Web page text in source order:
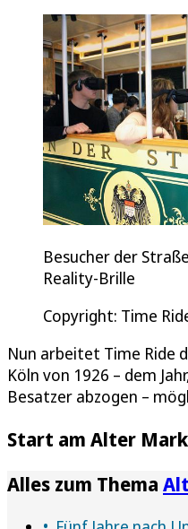
Besucher der
Reality-Brille
Copyright: Time
Nun arbeitet Time Ride
Köln von 1926 – dem
Besatzer abzogen –
Start am Alter
Alles zum Thema